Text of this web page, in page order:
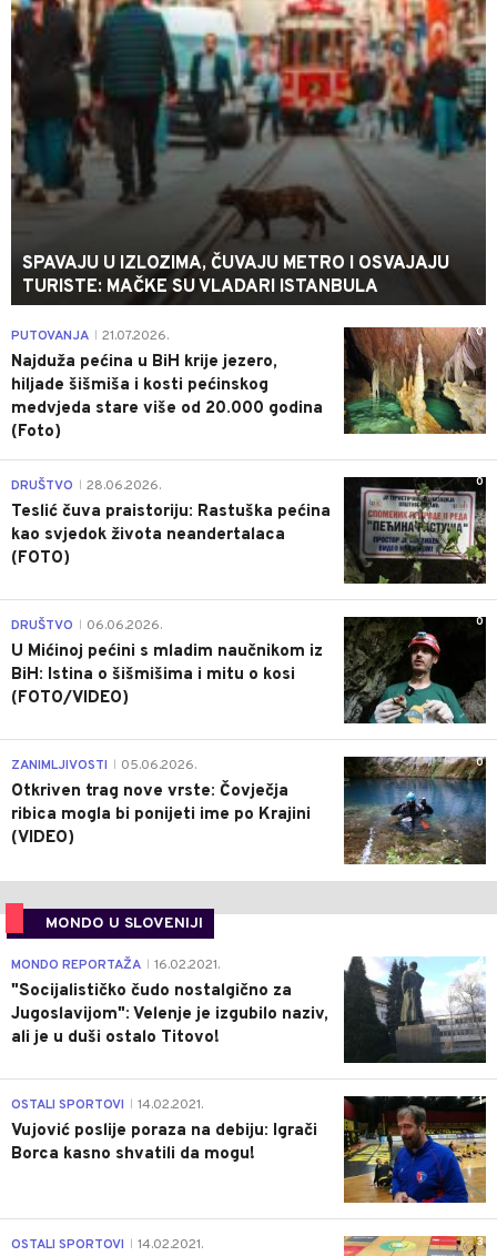
SPAVAJU U IZLOZIMA, ČUVAJU METRO I OSVAJAJU
TURISTE: MAČKE SU VLADARI ISTANBULA
0
PUTOVANJA 21.07.2026.
Najduža pećina u BiH krije jezero,
hiljade šišmiša i kosti pećinskog
medvjeda stare više od 20.000 godina
(Foto)
0
DRUŠTVO 28.06.2026.
Teslić čuva praistoriju: Rastuška pećina
kao svjedok života neandertalaca
(FOTO)
0
DRUŠTVO 06.06.2026.
U Mićinoj pećini s mladim naučnikom iz
BiH: Istina o šišmišima i mitu o kosi
(FOTO/VIDEO)
0
ZANIMLJIVOSTI 05.06.2026.
Otkriven trag nove vrste: Čovječja
ribica mogla bi ponijeti ime po Krajini
(VIDEO)
MONDO U SLOVENIJI
4
MONDO REPORTAŽA 16.02.2021.
"Socijalističko čudo nostalgično za
Jugoslavijom": Velenje je izgubilo naziv,
ali je u duši ostalo Titovo!
1
OSTALI SPORTOVI 14.02.2021.
Vujović poslije poraza na debiju: Igrači
Borca kasno shvatili da mogu!
3
OSTALI SPORTOVI 14.02.2021.